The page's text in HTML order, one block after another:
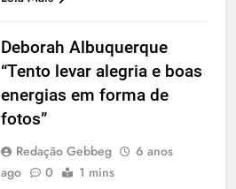
Deborah Albuquerque
“Tento levar alegria e boas
energias em forma de
fotos”
Redação Gebbeg
6 anos
ago
0 1 mins